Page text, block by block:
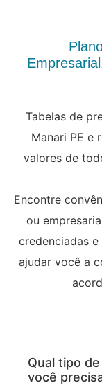
Tabelas de
Manari PE e
valores de
Encontre
ou
credenciadas
ajudar você a
Qual tipo
você